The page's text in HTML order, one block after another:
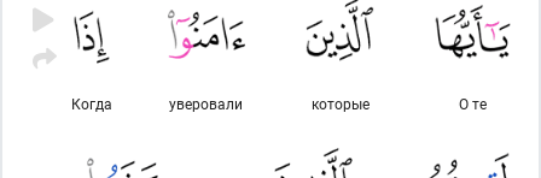
О те
которые
уверовали
Когда